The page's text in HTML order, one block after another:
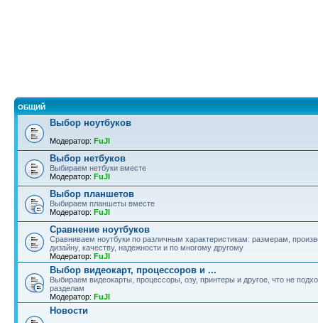
ОБЩИЙ
Выбор ноутбуков
Модератор: FuJI
Выбор нетбуков
Выбираем нетбуки вместе
Модератор: FuJI
Выбор планшетов
Выбираем планшеты вместе
Модератор: FuJI
Сравнение ноутбуков
Сравниваем ноутбуки по различным характеристикам: размерам,
дизайну, качеству, надежности и по многому другому
Модератор: FuJI
Выбор видеокарт, процессоров и ...
Выбираем видеокарты, процессоры, озу, принтеры и другое, что не
разделам
Модератор: FuJI
Новости